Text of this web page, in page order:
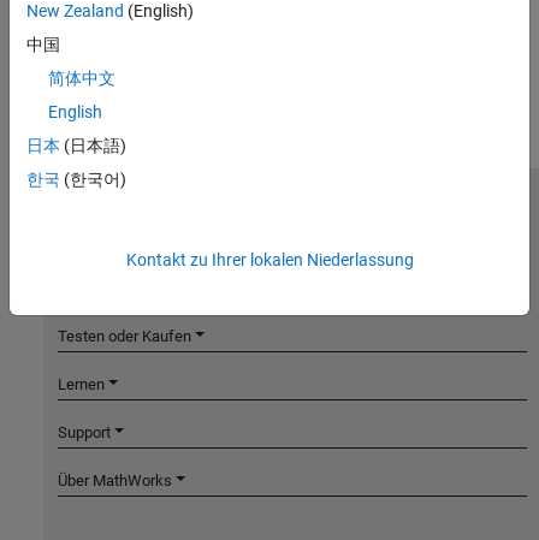
New Zealand (English)
中国
简体中文
English
日本 (日本語)
한국 (한국어)
Kontakt zu Ihrer lokalen Niederlassung
Testen oder Kaufen
Lernen
Support
Über MathWorks